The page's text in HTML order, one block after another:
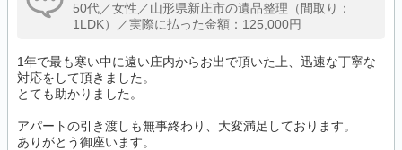
50代／女性／山形県新庄市の遺品整理（間取り：
1LDK）／実際に払った金額：125,000円
1年で最も寒い中に遠い庄内からお出で頂いた上、迅速な丁寧な
対応をして頂きました。
とても助かりました。
アパートの引き渡しも無事終わり、大変満足しております。
ありがとう御座います。